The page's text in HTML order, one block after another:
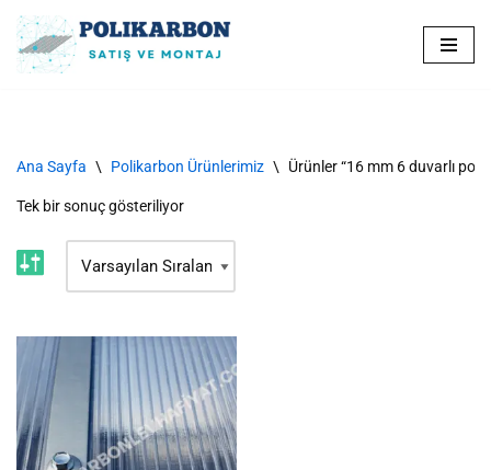
İçeriğe
Ana Sayfa \ Polikarbon Ürünlerimiz \ Ürünler “16 mm 6 duvarlı
Tek bir sonuç gösteriliyor